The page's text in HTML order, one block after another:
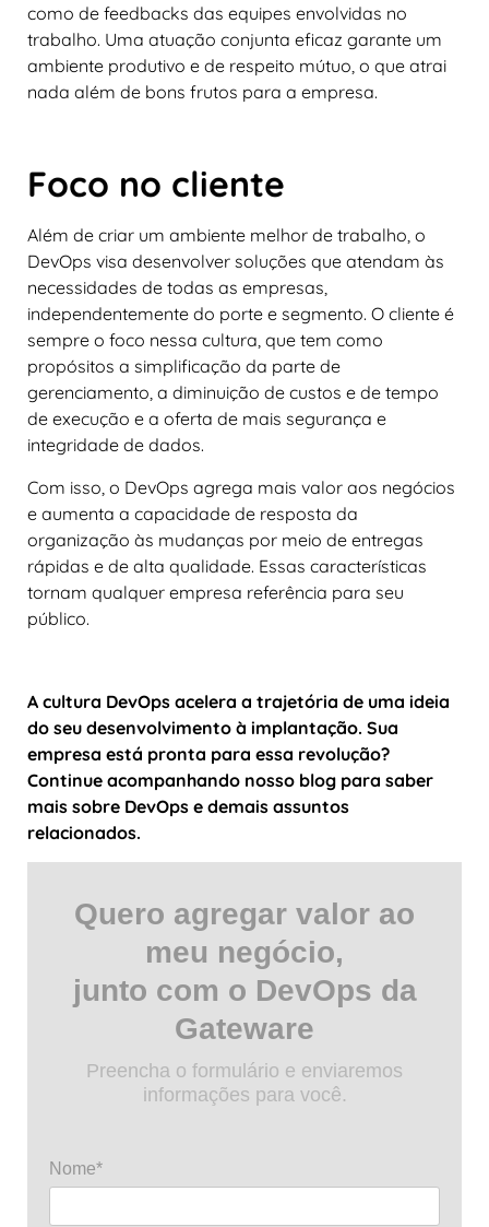
como de feedbacks das equipes envolvidas no
trabalho. Uma atuação conjunta eficaz garante um
ambiente produtivo e de respeito mútuo, o que atrai
nada além de bons frutos para a empresa.
Foco no cliente
Além de criar um ambiente melhor de trabalho, o
DevOps visa desenvolver soluções que atendam às
necessidades de todas as empresas,
independentemente do porte e segmento. O cliente é
sempre o foco nessa cultura, que tem como
propósitos a simplificação da parte de
gerenciamento, a diminuição de custos e de tempo
de execução e a oferta de mais segurança e
integridade de dados.
Com isso, o DevOps agrega mais valor aos negócios
e aumenta a capacidade de resposta da
organização às mudanças por meio de entregas
rápidas e de alta qualidade. Essas características
tornam qualquer empresa referência para seu
público.
A cultura DevOps acelera a trajetória de uma ideia
do seu desenvolvimento à implantação. Sua
empresa está pronta para essa revolução?
Continue acompanhando nosso blog para saber
mais sobre DevOps e demais assuntos
relacionados.
Quero agregar valor ao
meu negócio,
junto com o DevOps da
Gateware
Preencha o formulário e enviaremos
informações para você.
Nome*